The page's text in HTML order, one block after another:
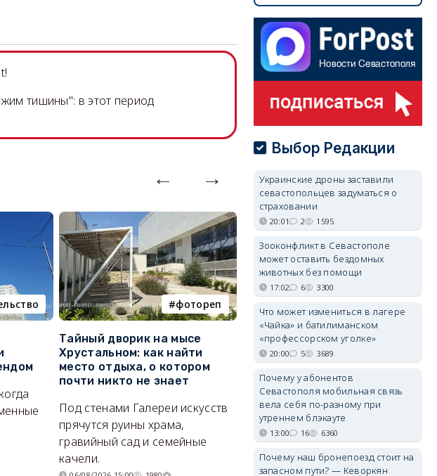
тишины": в этот период
фотореп
Тайный дворик на мысе
Хрустальном: как найти
место отдыха, о котором
почти никто не знает
Под стенами Галереи искусств
прячутся руины храма,
гравийный сад и семейные
качели.
Где в Севастополе можно
заработать 100 тысяч в
месяц
А где — несоизмеримо меньше.
06/08/2026 10:02 3624
Выбор Редакции
Украинские дроны заставили
севастопольцев задуматься о
страховании
20:01 2 1595
Зооконфликт в Севастополе
может оставить бездомных
животных без помощи
17:02 6 3300
Что может измениться в лагере
«Чайка» и батилиманском
«профессорском уголке»
20:00 5 3689
Почему у абонентов
Севастополя мобильная связь
вела себя по-разному при
утреннем блэкауте
13:00 16 6360
Почему наш бронепоезд стоит на
запасном пути? — Кеворкян